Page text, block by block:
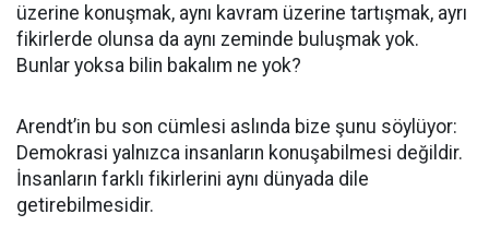
üzerine konuşmak, aynı kavram üzerine tartışmak, ayrı
fikirlerde olunsa da aynı zeminde buluşmak yok.
Bunlar yoksa bilin bakalım ne yok?
Arendt’in bu son cümlesi aslında bize şunu söylüyor:
Demokrasi yalnızca insanların konuşabilmesi değildir.
İnsanların farklı fikirlerini aynı dünyada dile
getirebilmesidir.